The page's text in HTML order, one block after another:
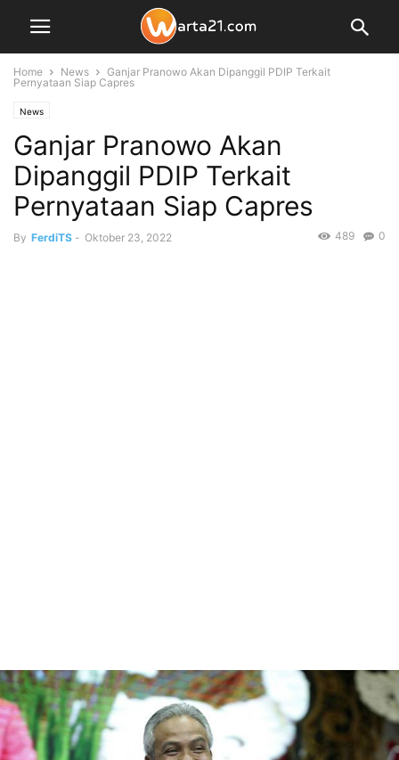
Home News
Ganjar Pranowo Akan Dipanggil PDIP Terkait
Pernyataan Siap Capres
News
Ganjar Pranowo Akan
Dipanggil PDIP Terkait
Pernyataan Siap Capres
By FerdiTS - Oktober 23, 2022 0
489